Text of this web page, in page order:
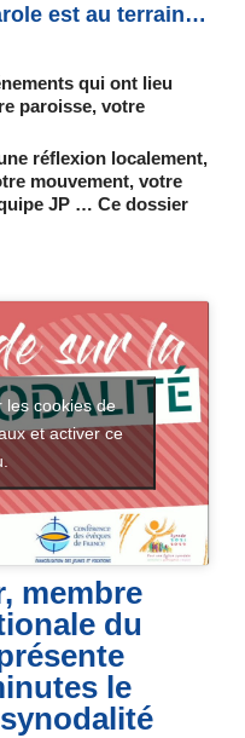
est au terrain…
qui ont lieu
paroisse, votre
réflexion localement,
mouvement, votre
JP … Ce dossier
les cookies de
et activer ce
membre
du
le